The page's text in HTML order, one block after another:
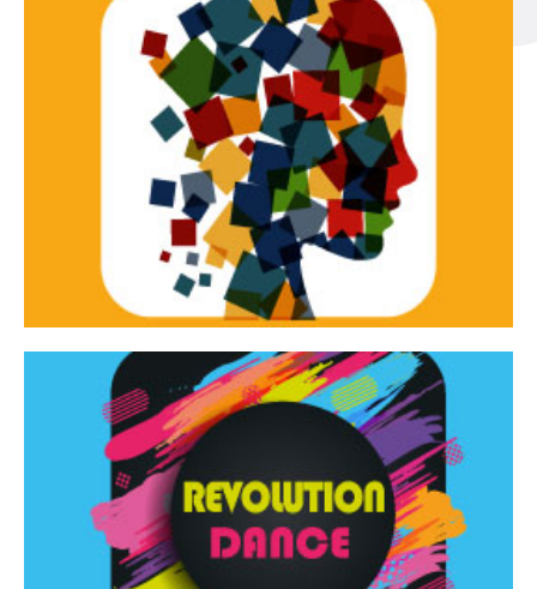
Tracce dinamiche
Tracce Dinamiche è una rassegna di teatro
d’innovazione e sperimentale.
Continua
Revolution Dance
Rassegna di danza contemporanea – I Edizione